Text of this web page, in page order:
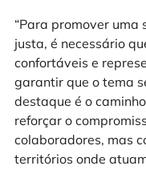
“Para promover uma
justa, é necessário
confortáveis e
garantir que o tema
destaque é o
reforçar o
colaboradores, mas
territórios onde